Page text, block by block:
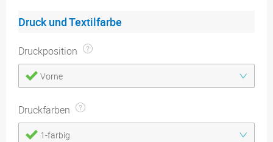
Druck und Textilfarbe
Druckposition
Vorne
Druckfarben
1-farbig